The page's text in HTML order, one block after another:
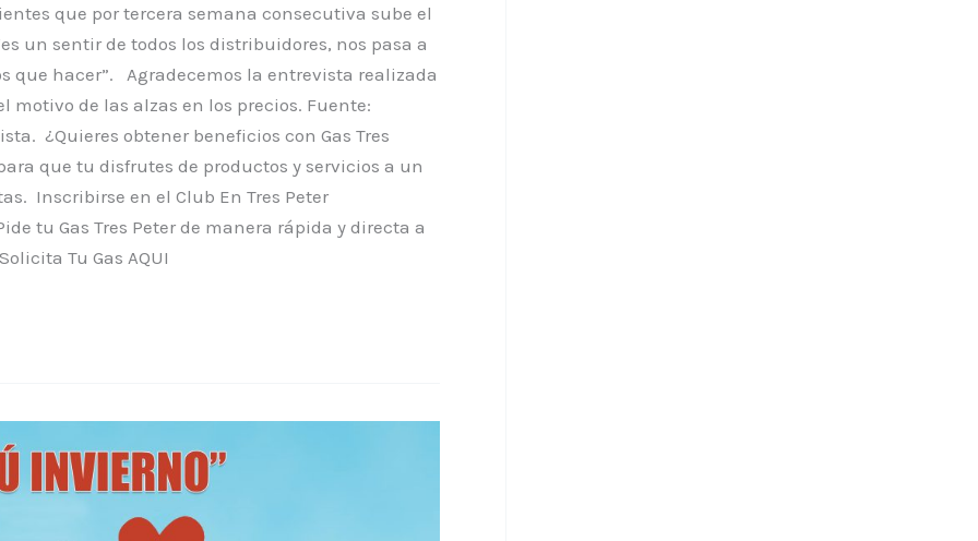
que por tercera semana consecutiva sube el
un sentir de todos los distribuidores, nos pasa a
que hacer”. Agradecemos la entrevista realizada
motivo de las alzas en los precios. Fuente:
¿Quieres obtener beneficios con Gas Tres
que tu disfrutes de productos y servicios a un
Inscribirse en el Club En Tres Peter
tu Gas Tres Peter de manera rápida y directa a
Tu Gas AQUI